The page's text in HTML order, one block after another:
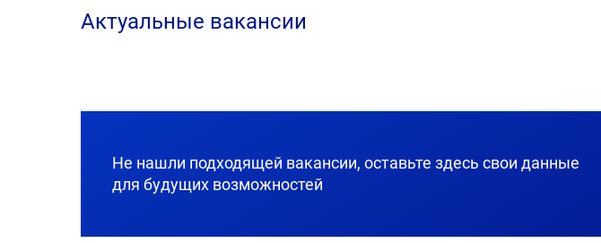
Актуальные вакансии
Не нашли подходящей вакансии, оставьте здесь свои данные
для будущих возможностей